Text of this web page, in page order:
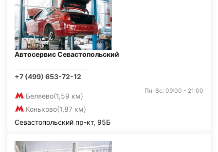
Автосервис Севастопольский
+7 (499) 653-72-12
Беляево(1,59 км)
Коньково(1,87 км)
Пн-Вс: 09:00 - 21:00
Севастопольский пр-кт, 95Б